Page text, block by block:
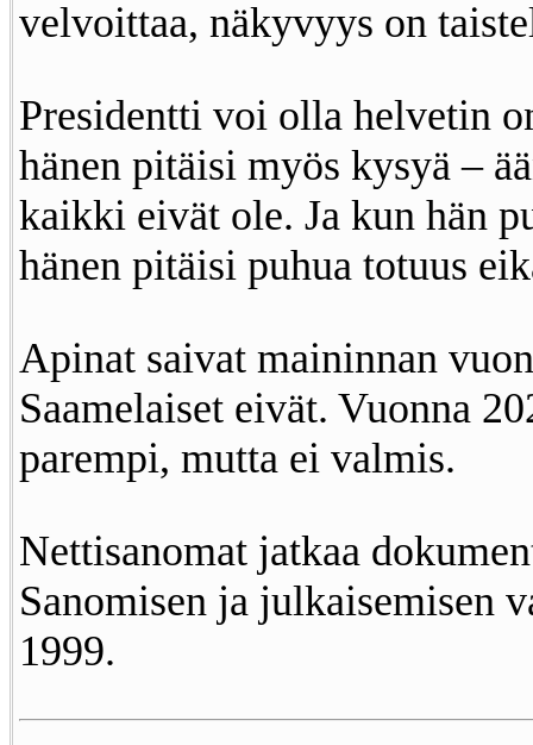
velvoittaa, näkyvyys on
Presidentti voi olla helvetin
hänen pitäisi myös kysyä –
kaikki eivät ole. Ja kun hän
hänen pitäisi puhua totuus
Apinat saivat maininnan
Saamelaiset eivät. Vuonna
parempi, mutta ei valmis.
Nettisanomat jatkaa
Sanomisen ja julkaisemisen
1999.